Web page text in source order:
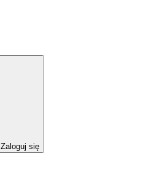
Zaloguj się